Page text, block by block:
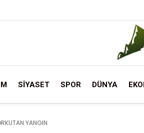
SİYASET SPOR DÜNYA
YANGIN